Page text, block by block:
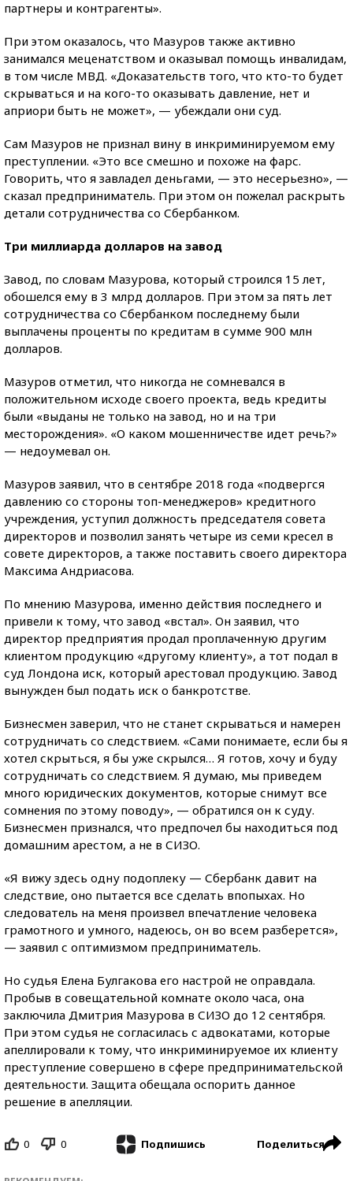
партнеры и контрагенты».
При этом оказалось, что Мазуров также активно
занимался меценатством и оказывал помощь инвалидам,
в том числе МВД. «Доказательств того, что кто-то будет
скрываться и на кого-то оказывать давление, нет и
априори быть не может», — убеждали они суд.
Сам Мазуров не признал вину в инкриминируемом ему
преступлении. «Это все смешно и похоже на фарс.
Говорить, что я завладел деньгами, — это несерьезно», —
сказал предприниматель. При этом он пожелал раскрыть
детали сотрудничества со Сбербанком.
Три миллиарда долларов на завод
Завод, по словам Мазурова, который строился 15 лет,
обошелся ему в 3 млрд долларов. При этом за пять лет
сотрудничества со Сбербанком последнему были
выплачены проценты по кредитам в сумме 900 млн
долларов.
Мазуров отметил, что никогда не сомневался в
положительном исходе своего проекта, ведь кредиты
были «выданы не только на завод, но и на три
месторождения». «О каком мошенничестве идет речь?»
— недоумевал он.
Мазуров заявил, что в сентябре 2018 года «подвергся
давлению со стороны топ-менеджеров» кредитного
учреждения, уступил должность председателя совета
директоров и позволил занять четыре из семи кресел в
совете директоров, а также поставить своего директора
Максима Андриасова.
По мнению Мазурова, именно действия последнего и
привели к тому, что завод «встал». Он заявил, что
директор предприятия продал проплаченную другим
клиентом продукцию «другому клиенту», а тот подал в
суд Лондона иск, который арестовал продукцию. Завод
вынужден был подать иск о банкротстве.
Бизнесмен заверил, что не станет скрываться и намерен
сотрудничать со следствием. «Сами понимаете, если бы я
хотел скрыться, я бы уже скрылся… Я готов, хочу и буду
сотрудничать со следствием. Я думаю, мы приведем
много юридических документов, которые снимут все
сомнения по этому поводу», — обратился он к суду.
Бизнесмен признался, что предпочел бы находиться под
домашним арестом, а не в СИЗО.
«Я вижу здесь одну подоплеку — Сбербанк давит на
следствие, оно пытается все сделать впопыхах. Но
следователь на меня произвел впечатление человека
грамотного и умного, надеюсь, он во всем разберется»,
— заявил с оптимизмом предприниматель.
Но судья Елена Булгакова его настрой не оправдала.
Пробыв в совещательной комнате около часа, она
заключила Дмитрия Мазурова в СИЗО до 12 сентября.
При этом судья не согласилась с адвокатами, которые
апеллировали к тому, что инкриминируемое их клиенту
преступление совершено в сфере предпринимательской
деятельности. Защита обещала оспорить данное
решение в апелляции.
0 0 Подпишись Поделиться